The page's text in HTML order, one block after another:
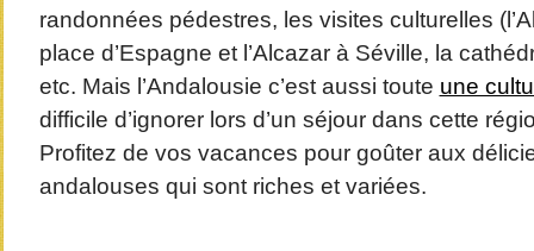
randonnées pédestres, les visites culturelles
place d’Espagne et l’Alcazar à Séville, la
etc. Mais l’Andalousie c’est aussi toute une
difficile d’ignorer lors d’un séjour dans cette
Profitez de vos vacances pour goûter aux
andalouses qui sont riches et variées.